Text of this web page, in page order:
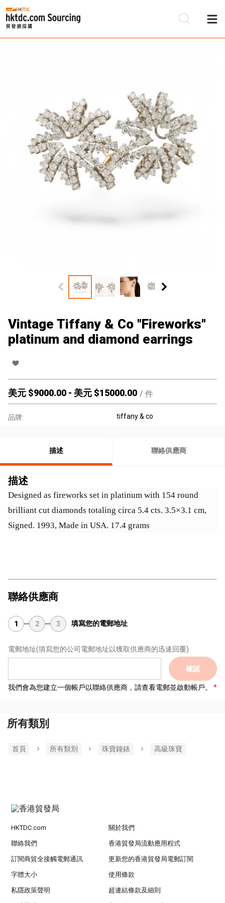
Vintage Tiffany & Co "Fireworks"
platinum and diamond earrings
美元 $9000.00 - 美元 $15000.00 / 件
品牌: tiffany & co
描述 聯絡供應商
描述
Designed as fireworks set in platinum with 154 round
brilliant cut diamonds totaling circa 5.4 cts. 3.5×3.1 cm,
Signed. 1993, Made in USA. 17.4 grams
聯絡供應商
1 2 3 填寫您的電郵地址
電郵地址(填寫您的公司電郵地址以獲取供應商的迅速回覆)
確認
我們會為您建立一個帳戶以聯絡供應商，請查看電郵並啟動帳戶。
所有類別
首頁 所有類別 珠寶鐘錶 高級珠寶
HKTDC.com 關於我們
聯絡我們 香港貿發局流動應用程式
訂閱商貿全接觸電郵通訊 更新您的香港貿發局電郵訂閱
字體大小 使用條款
私隱政策聲明 超連結條款及細則